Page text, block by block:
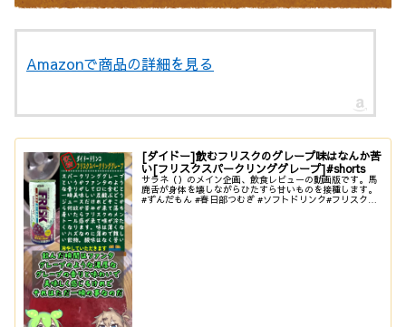
Amazonで商品の詳細を見る
[ダイドー]飲むフリスクのグレープ味はなんか苦
い[フリスクスパークリンググレープ]#shorts
サラネ（）のメイン企画、飲食レビューの動画版です。馬
鹿舌が身体を壊しながらひたすら甘いものを接種します。
#ずんだもん #春日部つむぎ #ソフトドリンク#フリスク#